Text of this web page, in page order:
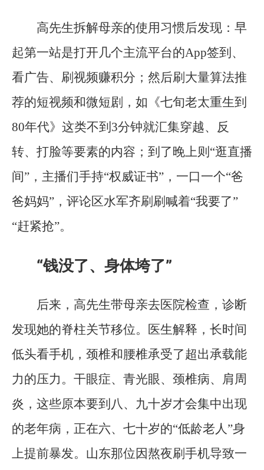
高先生拆解母亲的使用习惯后发现：早
起第一站是打开几个主流平台的App签到、
看广告、刷视频赚积分；然后刷大量算法推
荐的短视频和微短剧，如《七旬老太重生到
80年代》这类不到3分钟就汇集穿越、反
转、打脸等要素的内容；到了晚上则“逛直播
间”，主播们手持“权威证书”，一口一个“爸
爸妈妈”，评论区水军齐刷刷喊着“我要了”
“赶紧抢”。
“钱没了、身体垮了”
后来，高先生带母亲去医院检查，诊断
发现她的脊柱关节移位。医生解释，长时间
低头看手机，颈椎和腰椎承受了超出承载能
力的压力。干眼症、青光眼、颈椎病、肩周
炎，这些原本要到八、九十岁才会集中出现
的老年病，正在六、七十岁的“低龄老人”身
上提前暴发。山东那位因熬夜刷手机导致一